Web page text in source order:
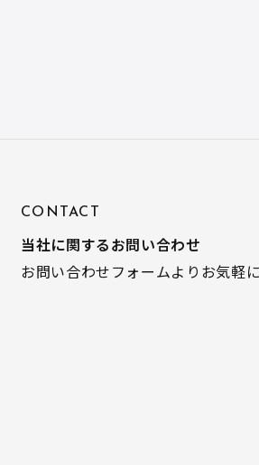
CONTACT
当社に関するお問い合わせ
お問い合わせフォームよりお気軽